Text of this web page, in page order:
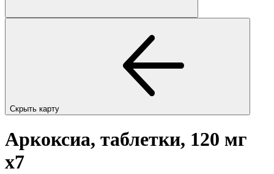
Скрыть карту
Аркоксиа, таблетки, 120 мг
x7